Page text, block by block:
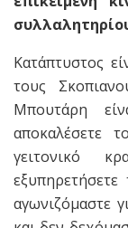
Κατάπτυστος
τους
Μπουτάρη
αποκαλέσετε
γειτονικό
αγωνιζόμαστε